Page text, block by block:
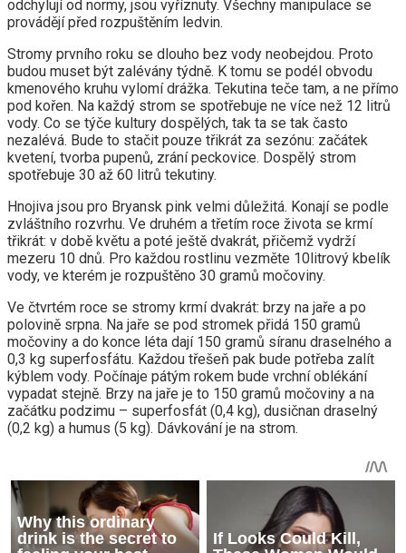
odchylují od normy, jsou vyříznuty. Všechny manipulace se
provádějí před rozpuštěním ledvin.
Stromy prvního roku se dlouho bez vody neobejdou. Proto
budou muset být zalévány týdně. K tomu se podél obvodu
kmenového kruhu vylomí drážka. Tekutina teče tam, a ne přímo
pod kořen. Na každý strom se spotřebuje ne více než 12 litrů
vody. Co se týče kultury dospělých, tak ta se tak často
nezalévá. Bude to stačit pouze třikrát za sezónu: začátek
kvetení, tvorba pupenů, zrání peckovice. Dospělý strom
spotřebuje 30 až 60 litrů tekutiny.
Hnojiva jsou pro Bryansk pink velmi důležitá. Konají se podle
zvláštního rozvrhu. Ve druhém a třetím roce života se krmí
třikrát: v době květu a poté ještě dvakrát, přičemž vydrží
mezeru 10 dnů. Pro každou rostlinu vezměte 10litrový kbelík
vody, ve kterém je rozpuštěno 30 gramů močoviny.
Ve čtvrtém roce se stromy krmí dvakrát: brzy na jaře a po
polovině srpna. Na jaře se pod stromek přidá 150 gramů
močoviny a do konce léta dají 150 gramů síranu draselného a
0,3 kg superfosfátu. Každou třešeň pak bude potřeba zalít
kýblem vody. Počínaje pátým rokem bude vrchní oblékání
vypadat stejně. Brzy na jaře je to 150 gramů močoviny a na
začátku podzimu – superfosfát (0,4 kg), dusičnan draselný
(0,2 kg) a humus (5 kg). Dávkování je na strom.